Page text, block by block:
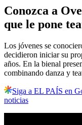
Conozca a
que le pone
Los jóvenes se
decidieron iniciar su
años. En la bienal
combinando danza y
Siga a EL PAÍS en
noticias